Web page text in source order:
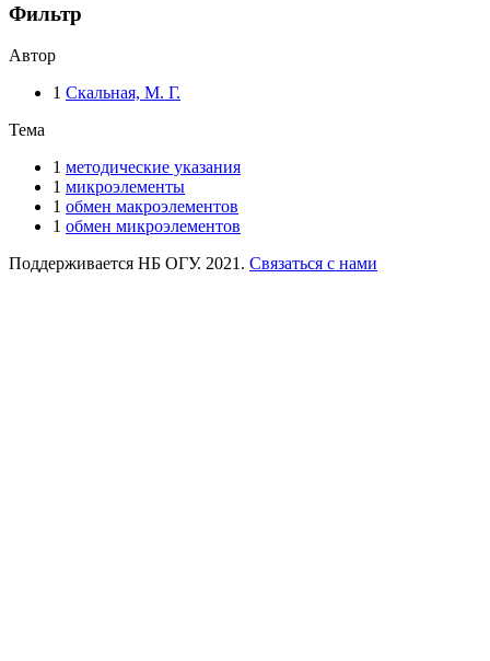
Фильтр
Автор
1 Скальная, М. Г.
Тема
1 методические указания
1 микроэлементы
1 обмен макроэлементов
1 обмен микроэлементов
Поддерживается НБ ОГУ. 2021. Связаться с нами